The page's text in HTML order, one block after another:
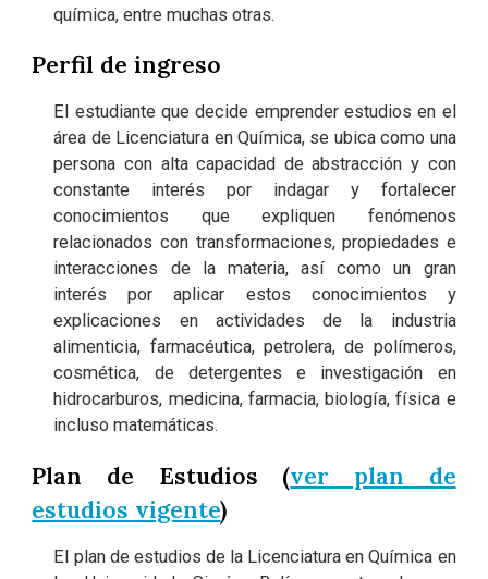
química, entre muchas otras.
Perfil de ingreso
El estudiante que decide emprender estudios en el
área de Licenciatura en Química, se ubica como una
persona con alta capacidad de abstracción y con
constante interés por indagar y fortalecer
conocimientos que expliquen fenómenos
relacionados con transformaciones, propiedades e
interacciones de la materia, así como un gran
interés por aplicar estos conocimientos y
explicaciones en actividades de la industria
alimenticia, farmacéutica, petrolera, de polímeros,
cosmética, de detergentes e investigación en
hidrocarburos, medicina, farmacia, biología, física e
incluso matemáticas.
Plan de Estudios (ver plan de
estudios vigente)
El plan de estudios de la Licenciatura en Química en